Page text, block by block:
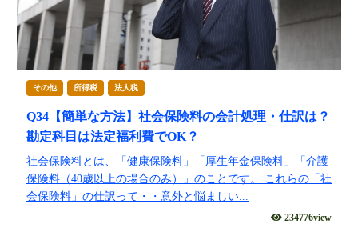
その他 所得税 法人税
Q34【簡単な方法】社会保険料の会計処理・仕訳は？
勘定科目は法定福利費でOK？
社会保険料とは、「健康保険料」「厚生年金保険料」「介護
保険料（40歳以上の場合のみ）」のことです。 これらの「社
会保険料」の仕訳って・・意外と悩ましい...
234776view